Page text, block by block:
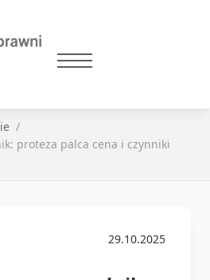
proteza palca cena i czynniki
29.10.2025